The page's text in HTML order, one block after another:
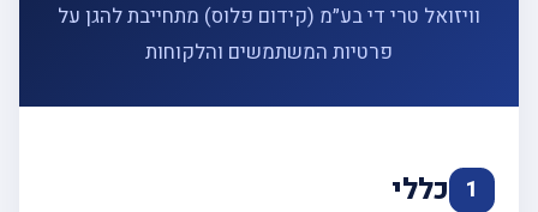
וויזואל טרי די בע״מ (קידום פלוס) מתחייבת להגן על
פרטיות המשתמשים והלקוחות
1 כללי